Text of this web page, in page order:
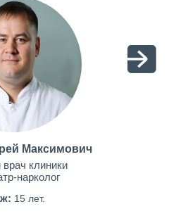
Максимович
клиники
нарколог
15 лет.